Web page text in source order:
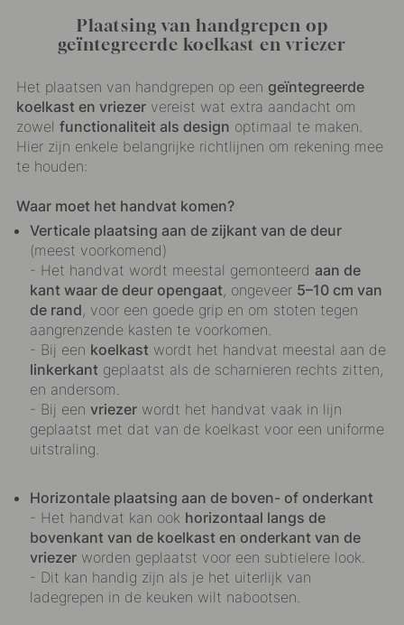
Plaatsing van handgrepen op
geïntegreerde koelkast en vriezer
Het plaatsen van handgrepen op een geïntegreerde
koelkast en vriezervereist wat extra aandacht om
zowel functionaliteit als design optimaal te maken.
Hier zijn enkele belangrijke richtlijnen om rekening mee
te houden:
Waar moet het handvat komen?
Verticale plaatsing aan de zijkant van de deur
(meest voorkomend)
- Het handvat wordt meestal gemonteerd aan de
kant waar de deur opengaat, ongeveer 5–10 cm van
de rand, voor een goede grip en om stoten tegen
aangrenzende kasten te voorkomen.
- Bij een koelkast wordt het handvat meestal aan de
linkerkant geplaatst als de scharnieren rechts zitten,
en andersom.
- Bij een vriezerwordt het handvat vaak in lijn
geplaatst met dat van de koelkast voor een uniforme
uitstraling.
Horizontale plaatsing aan de boven- of onderkant
- Het handvat kan ook horizontaal langs de
bovenkant van de koelkast en onderkant van de
vriezerworden geplaatst voor een subtielere look.
- Dit kan handig zijn als je het uiterlijk van
ladegrepen in de keuken wilt nabootsen.